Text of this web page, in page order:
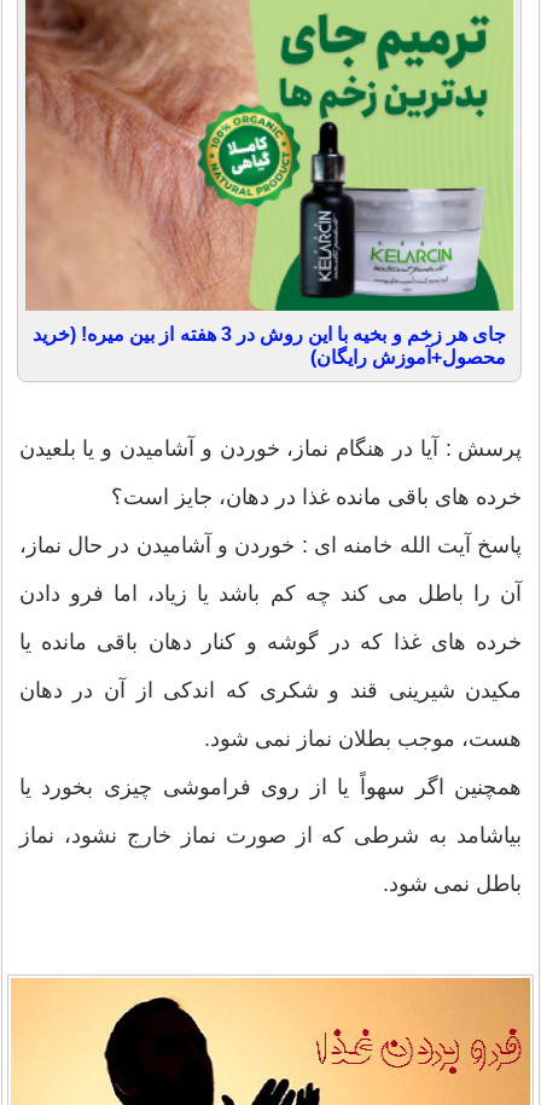
جای هر زخم و بخیه با این روش در 3 هفته از بین میره! (خرید
محصول+آموزش رایگان)
پرسش : آیا در هنگام نماز، خوردن و آشامیدن و یا بلعیدن
خرده های باقی مانده غذا در دهان، جایز است؟
پاسخ آیت الله خامنه ای : خوردن و آشامیدن در حال نماز،
آن را باطل می کند چه کم باشد یا زیاد، اما فرو دادن
خرده های غذا که در گوشه و کنار دهان باقی مانده یا
مکیدن شیرینی قند و شکری که اندکی از آن در دهان
هست، موجب بطلان نماز نمی شود.
همچنین اگر سهواً یا از روی فراموشی چیزی بخورد یا
بیاشامد به شرطی که از صورت نماز خارج نشود، نماز
باطل نمی شود.